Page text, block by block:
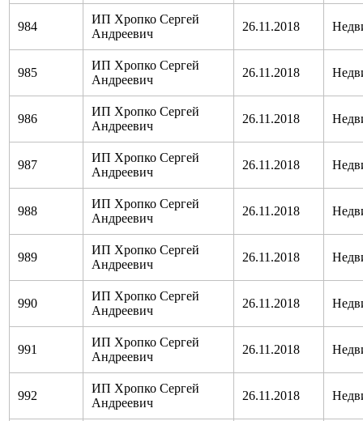
984
ИП Хропко Сергей
Андреевич
26.11.2018
985
ИП Хропко Сергей
Андреевич
26.11.2018
986
ИП Хропко Сергей
Андреевич
26.11.2018
987
ИП Хропко Сергей
Андреевич
26.11.2018
988
ИП Хропко Сергей
Андреевич
26.11.2018
989
ИП Хропко Сергей
Андреевич
26.11.2018
990
ИП Хропко Сергей
Андреевич
26.11.2018
991
ИП Хропко Сергей
Андреевич
26.11.2018
992
ИП Хропко Сергей
Андреевич
26.11.2018